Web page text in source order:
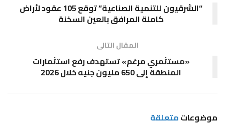
“الشرقيون للتنمية الصناعية” توقع 105 عقود لأراض
كاملة المرافق بالعين السخنة
المقال التالى
«مستثمري مرغم» تستهدف رفع استثمارات
المنطقة إلى 650 مليون جنيه خلال 2026
موضوعاتمتعلقة